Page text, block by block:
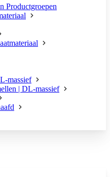
Productgroepen
massief
| DL-massief